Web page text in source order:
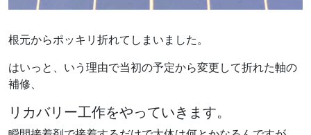
根元からポッキリ折れてしまいました。
はいっと、いう理由で当初の予定から変更して折れた軸の
補修、
リカバリー工作をやっていきます。